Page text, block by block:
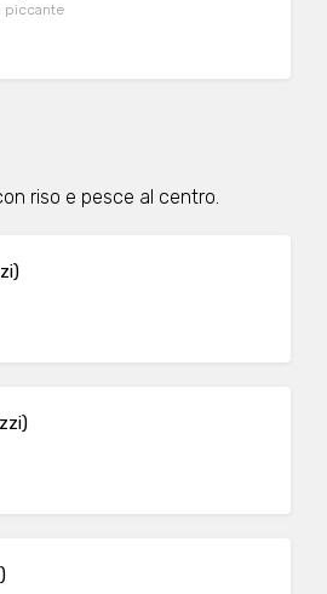
piccante
riso e pesce al centro.